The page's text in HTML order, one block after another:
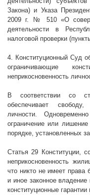
Закона) и Указа
2009 г. № 510 «О
деятельности в
налоговой проверки
4. Конституционный Суд
ограничивающие
неприкосновенность
В соответствии со
обеспечивает
личности.
ограничение или
порядке, установленных
Статья 29 Конституции,
неприкосновенность
что никто не имеет права
и иное законное
конституционные